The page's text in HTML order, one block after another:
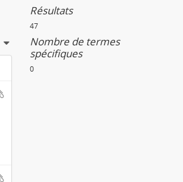
Résultats
47
Nombre de termes
spécifiques
0